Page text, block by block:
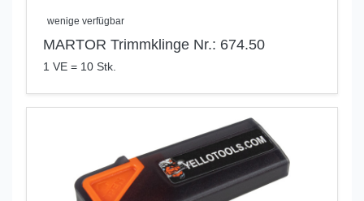
wenige verfügbar
MARTOR Trimmklinge Nr.: 674.50
1 VE = 10 Stk.